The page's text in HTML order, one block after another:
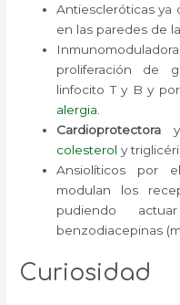
Antiescleróticas ya
en las paredes de
proliferación de
linfocito T y B y
alergia
Cardioprotectora
colesterol y
Ansiolíticos por
modulan los
pudiendo
benzodiacepinas
Curiosidad